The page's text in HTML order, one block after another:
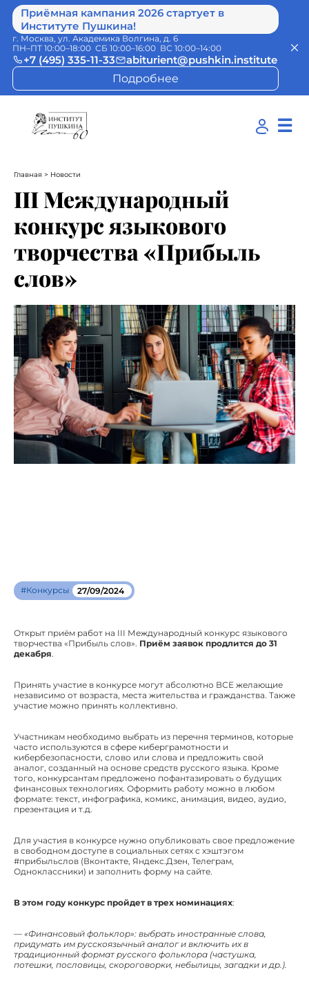
Приёмная кампания 2026 стартует в
Институте Пушкина!
г. Москва, ул. Академика Волгина, д. 6
ПН–ПТ 10:00–18:00 СБ 10:00–16:00 ВС 10:00–14:00
+7 (495) 335-11-33
abiturient@pushkin.institute
Подробнее
☰
Главная > Новости
III Международный
конкурс языкового
творчества «Прибыль
слов»
#Конкурсы 27/09/2024
Открыт приём работ на III Международный конкурс языкового
творчества «Прибыль слов». Приём заявок продлится до 31
декабря.
Принять участие в конкурсе могут абсолютно ВСЕ желающие
независимо от возраста, места жительства и гражданства. Также
участие можно принять коллективно.
Участникам необходимо выбрать из перечня терминов, которые
часто используются в сфере киберграмотности и
кибербезопасности, слово или слова и предложить свой
аналог, созданный на основе средств русского языка. Кроме
того, конкурсантам предложено пофантазировать о будущих
финансовых технологиях. Оформить работу можно в любом
формате: текст, инфографика, комикс, анимация, видео, аудио,
презентация и т.д.
Для участия в конкурсе нужно опубликовать свое предложение
в свободном доступе в социальных сетях с хэштэгом
#прибыльслов (Вконтакте, Яндекс.Дзен, Телеграм,
Одноклассники) и заполнить форму на сайте.
В этом году конкурс пройдет в трех номинациях:
— «Финансовый фольклор»: выбрать иностранные слова,
придумать им русскоязычный аналог и включить их в
традиционный формат русского фольклора (частушка,
потешки, пословицы, скороговорки, небылицы, загадки и др.).